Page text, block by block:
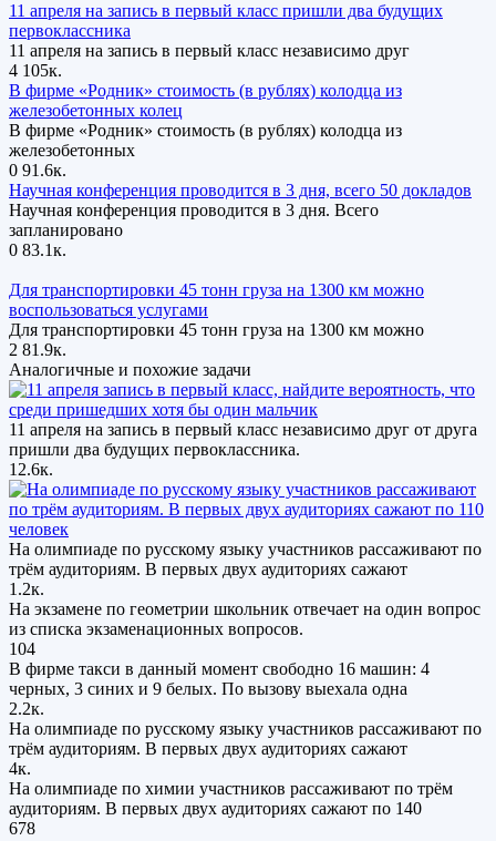
11 апреля на запись в первый класс пришли два будущих
первоклассника
11 апреля на запись в первый класс независимо друг
4 105к.
В фирме «Родник» стоимость (в рублях) колодца из
железобетонных колец
В фирме «Родник» стоимость (в рублях) колодца из
железобетонных
0 91.6к.
Научная конференция проводится в 3 дня, всего 50 докладов
Научная конференция проводится в 3 дня. Всего
запланировано
0 83.1к.
Для транспортировки 45 тонн груза на 1300 км можно
воспользоваться услугами
Для транспортировки 45 тонн груза на 1300 км можно
2 81.9к.
Аналогичные и похожие задачи
11 апреля на запись в первый класс независимо друг от друга
пришли два будущих первоклассника.
12.6к.
На олимпиаде по русскому языку участников рассаживают по
трём аудиториям. В первых двух аудиториях сажают
1.2к.
На экзамене по геометрии школьник отвечает на один вопрос
из списка экзаменационных вопросов.
104
В фирме такси в данный момент свободно 16 машин: 4
черных, 3 синих и 9 белых. По вызову выехала одна
2.2к.
На олимпиаде по русскому языку участников рассаживают по
трём аудиториям. В первых двух аудиториях сажают
4к.
На олимпиаде по химии участников рассаживают по трём
аудиториям. В первых двух аудиториях сажают по 140
678